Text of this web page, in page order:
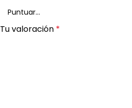
Tu valoración *